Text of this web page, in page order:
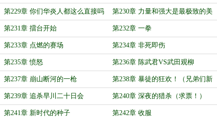
第229章 你们华炎人都这么直接吗 第230章 力量和强大是最极致的美
第231章 擂台开始 第232章 一拳
第233章 点燃的赛场 第234章 非死即伤
第235章 愤怒 第236章 陈武君VS武田观柳
第237章 崩山断河的一枪 第238章 暴徒的狂欢！（兄弟们新
年快乐！）
第239章 追杀早川二十日会 第240章 深夜的猎杀（求票！）
第241章 新时代的种子 第242章 收服